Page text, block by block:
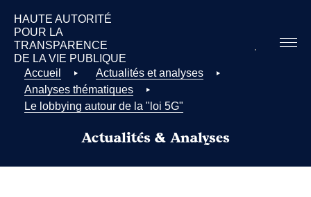
HAUTE AUTORITÉ
POUR LA
TRANSPARENCE
DE LAVIE PUBLIQUE
Accueil
Actualités et analyses
Analyses thématiques
Le lobbying autour de la "loi 5G"
Actualités & Analyses